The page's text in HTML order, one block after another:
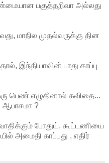
பகுத்தறிவா அல்லது
மாநில முதல்வருக்கு தின
இந்தியாவின் பாது காப்பு
பெண் எழுதினால் கவிதை...
?
போதுய், கூட்டணியை
அமைதி காப்பது , எதிர்